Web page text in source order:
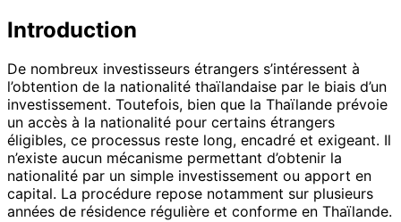
Introduction
De nombreux investisseurs étrangers s’intéressent à
l’obtention de la nationalité thaïlandaise par le biais d’un
investissement. Toutefois, bien que la Thaïlande prévoie
un accès à la nationalité pour certains étrangers
éligibles, ce processus reste long, encadré et exigeant. Il
n’existe aucun mécanisme permettant d’obtenir la
nationalité par un simple investissement ou apport en
capital. La procédure repose notamment sur plusieurs
années de résidence régulière et conforme en Thaïlande.